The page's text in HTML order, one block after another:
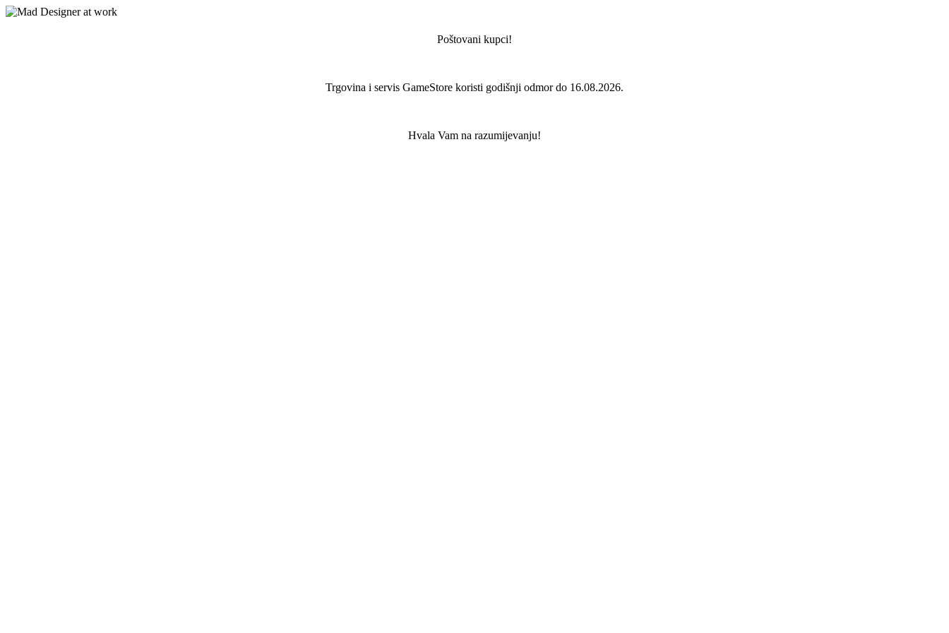
Poštovani kupci!
Trgovina i servis GameStore koristi godišnji odmor do 16.08.2026.
Hvala Vam na razumijevanju!